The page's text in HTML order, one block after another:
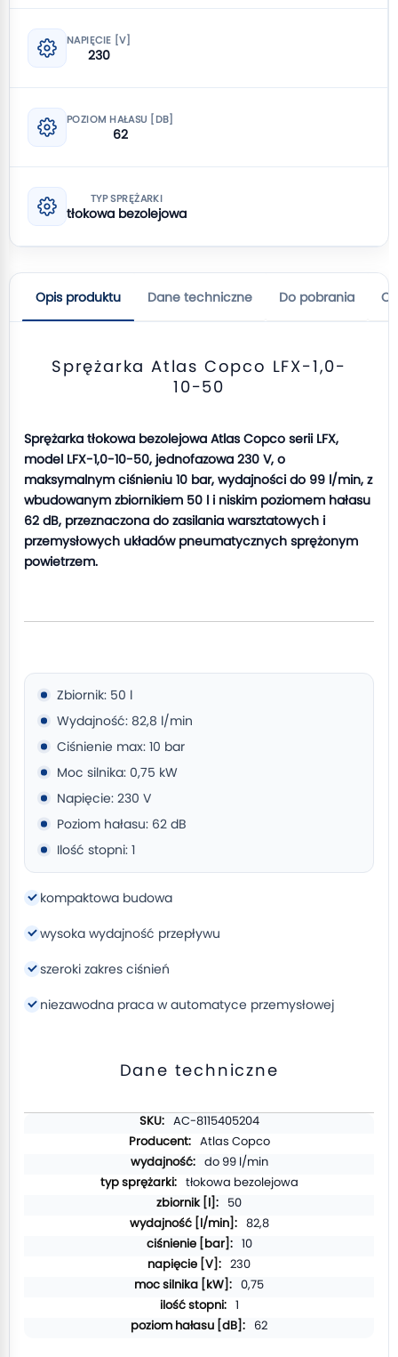
NAPIĘCIE [V]
230
POZIOM HAŁASU [DB]
62
TYP SPRĘŻARKI
tłokowa bezolejowa
Opis produktu Dane techniczne Do pobrania
Sprężarka Atlas Copco LFX-1,0-
10-50
Sprężarka tłokowa bezolejowa Atlas Copco serii LFX,
model LFX-1,0-10-50, jednofazowa 230 V, o
maksymalnym ciśnieniu 10 bar, wydajności do 99 l/min, z
wbudowanym zbiornikiem 50 l i niskim poziomem hałasu
62 dB, przeznaczona do zasilania warsztatowych i
przemysłowych układów pneumatycznych sprężonym
powietrzem.
Zbiornik: 50 l
Wydajność: 82,8 l/min
Ciśnienie max: 10 bar
Moc silnika: 0,75 kW
Napięcie: 230 V
Poziom hałasu: 62 dB
Ilość stopni: 1
kompaktowa budowa
wysoka wydajność przepływu
szeroki zakres ciśnień
niezawodna praca w automatyce przemysłowej
Dane techniczne
AC-8115405204
Atlas Copco
do 99 l/min
tłokowa bezolejowa
50
82,8
10
230
0,75
1
62